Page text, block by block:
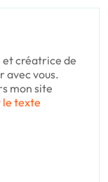
et créatrice de
avec vous.
mon site
le texte